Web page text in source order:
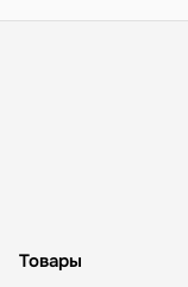
Товары